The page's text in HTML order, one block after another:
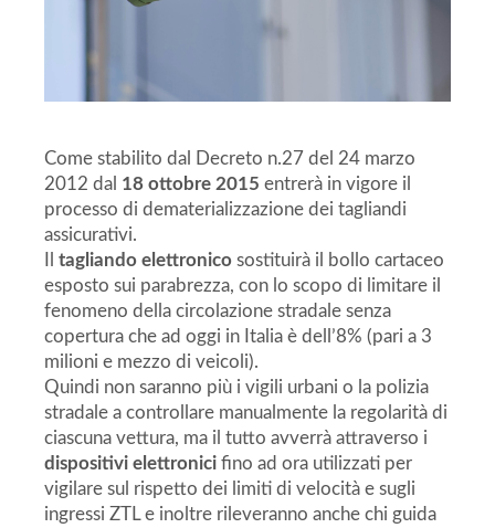
Come stabilito dal Decreto n.27 del 24 marzo
2012 dal 18 ottobre 2015 entrerà in vigore il
processo di dematerializzazione dei tagliandi
assicurativi.
tagliando elettronico sostituirà il bollo cartaceo
esposto sui parabrezza, con lo scopo di limitare il
fenomeno della circolazione stradale senza
copertura che ad oggi in Italia è dell’8% (pari a 3
milioni e mezzo di veicoli).
Quindi non saranno più i vigili urbani o la polizia
stradale a controllare manualmente la regolarità di
ciascuna vettura, ma il tutto avverrà attraverso i
dispositivi elettronici fino ad ora utilizzati per
vigilare sul rispetto dei limiti di velocità e sugli
ingressi ZTL e inoltre rileveranno anche chi guida